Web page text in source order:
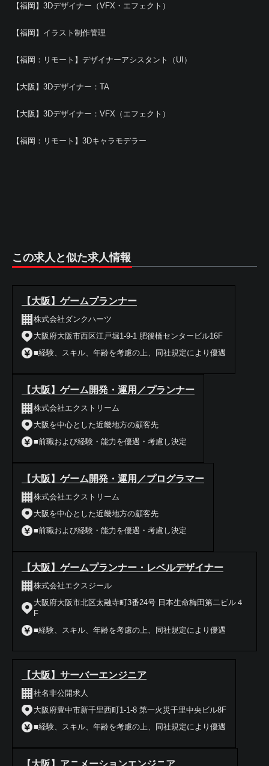
【福岡】3Dデザイナー（VFX・エフェクト）
【福岡】イラスト制作管理
【福岡：リモート】デザイナーアシスタント（UI）
【大阪】3Dデザイナー：TA
【大阪】3Dデザイナー：VFX（エフェクト）
【福岡：リモート】3Dキャラモデラー
この求人と似た求人情報
【大阪】ゲームプランナー
株式会社ダンクハーツ
大阪府大阪市西区江戸堀1-9-1 肥後橋センタービル16F
■経験、スキル、年齢を考慮の上、同社規定により優遇
【大阪】ゲーム開発・運用／プランナー
株式会社エクストリーム
大阪を中心とした近畿地方の顧客先
■前職および経験・能力を優遇・考慮し決定
【大阪】ゲーム開発・運用／プログラマー
株式会社エクストリーム
大阪を中心とした近畿地方の顧客先
■前職および経験・能力を優遇・考慮し決定
【大阪】ゲームプランナー・レベルデザイナー
株式会社エクスジール
大阪府大阪市北区太融寺町3番24号 日本生命梅田第二ビル４
F
■経験、スキル、年齢を考慮の上、同社規定により優遇
【大阪】サーバーエンジニア
社名非公開求人
大阪府豊中市新千里西町1-1-8 第一火災千里中央ビル8F
■経験、スキル、年齢を考慮の上、同社規定により優遇
【大阪】アニメーションエンジニア